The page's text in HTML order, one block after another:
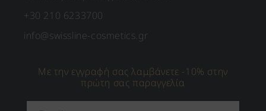
+30 210 6233700
info@swissline-cosmetics.gr
Με την εγγραφή σας λαμβάνετε -10% στην
πρώτη σας παραγγελία